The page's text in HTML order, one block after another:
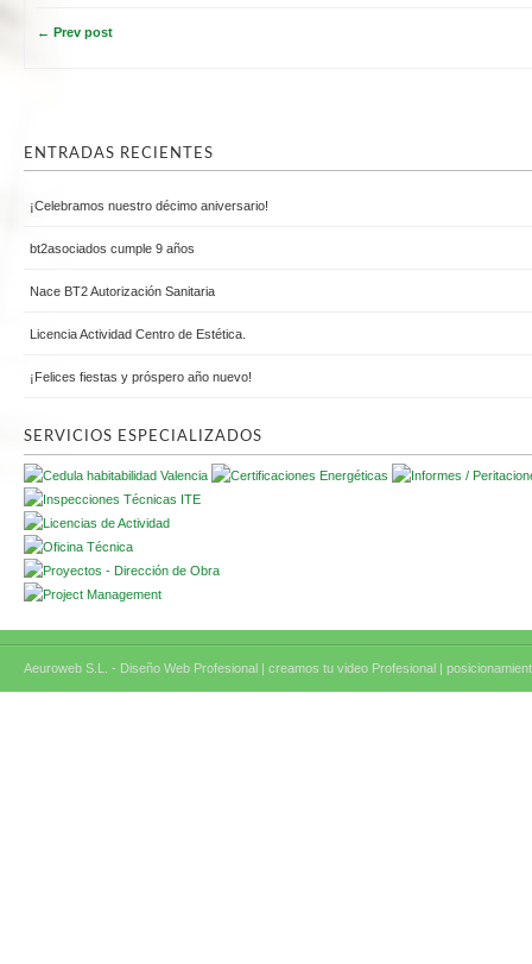
← Prev post
ENTRADAS RECIENTES
¡Celebramos nuestro décimo aniversario!
bt2asociados cumple 9 años
Nace BT2 Autorización Sanitaria
Licencia Actividad Centro de Estética.
¡Felices fiestas y próspero año nuevo!
SERVICIOS ESPECIALIZADOS
Aeuroweb S.L. - Diseño Web Profesional | creamos tu video Profesional |